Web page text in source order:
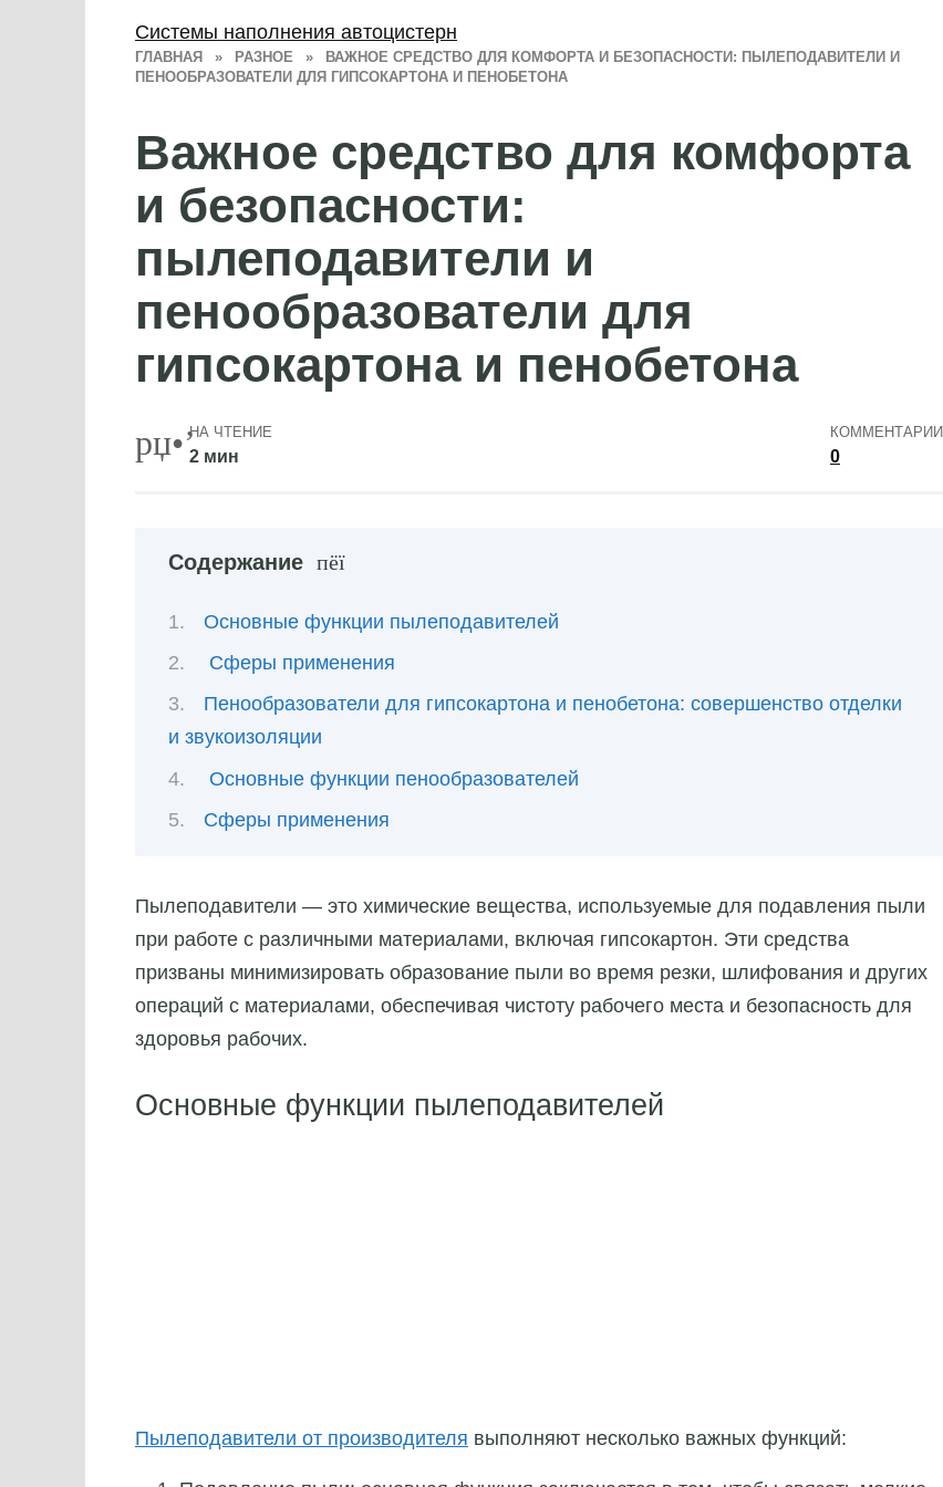
ГЛАВНАЯ » РАЗНОЕ »
ВАЖНОЕ СРЕДСТВО ДЛЯ КОМФОРТА И БЕЗОПАСНОСТИ: ПЫЛЕПОДАВИТЕЛИ И
ПЕНООБРАЗОВАТЕЛИ ДЛЯ ГИПСОКАРТОНА И ПЕНОБЕТОНА
Важное средство для комфорта
и безопасности:
пылеподавители и
пенообразователи для
гипсокартона и пенобетона
НА ЧТЕНИЕ
2 мин
КОММЕНТАРИИ
0
Содержание
Основные функции пылеподавителей
Сферы применения
Пенообразователи для гипсокартона и пенобетона: совершенство отделки
и звукоизоляции
Основные функции пенообразователей
Сферы применения
Пылеподавители — это химические вещества, используемые для подавления пыли
при работе с различными материалами, включая гипсокартон. Эти средства
призваны минимизировать образование пыли во время резки, шлифования и других
операций с материалами, обеспечивая чистоту рабочего места и безопасность для
здоровья рабочих.
Основные функции пылеподавителей
Пылеподавители от производителя выполняют несколько важных функций:
Системы наполнения автоцистерн